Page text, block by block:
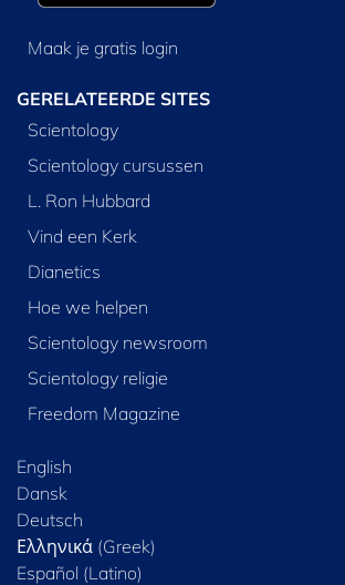
Maak je gratis login
GERELATEERDE SITES
Scientology
Scientology cursussen
L. Ron Hubbard
Vind een Kerk
Dianetics
Hoe we helpen
Scientology newsroom
Scientology religie
Freedom Magazine
English
Dansk
Deutsch
Ελληνικά (Greek)
Español (Latino)